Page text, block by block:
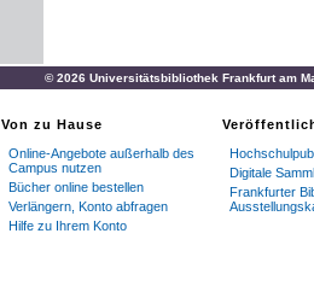
© 2026 Universitätsbibliothek Frankfurt am
Von zu Hause
Online-Angebote außerhalb des
Campus nutzen
Bücher online bestellen
Verlängern, Konto abfragen
Hilfe zu Ihrem Konto
Digitale
Frankfurter